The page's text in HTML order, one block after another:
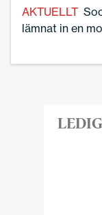
AKTUELLT
lämnat in en
skyldiga att
de på
till att rektorer